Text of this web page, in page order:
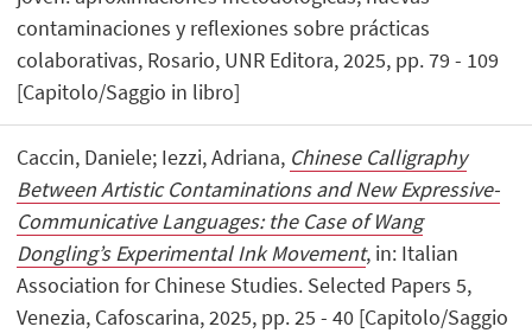
contaminaciones y reflexiones sobre prácticas
colaborativas, Rosario, UNR Editora, 2025, pp. 79 - 109
[Capitolo/Saggio in libro]
Caccin, Daniele; Iezzi, Adriana, Chinese Calligraphy
Between Artistic Contaminations and New Expressive-
Communicative Languages: the Case of Wang
Dongling’s Experimental Ink Movement, in: Italian
Association for Chinese Studies. Selected Papers 5,
Venezia, Cafoscarina, 2025, pp. 25 - 40 [Capitolo/Saggio